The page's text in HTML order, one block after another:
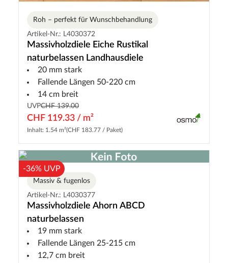
Roh – perfekt für Wunschbehandlung
Artikel-Nr.: L4030372
Massivholzdiele Eiche Rustikal
naturbelassen Landhausdiele
20 mm stark
Fallende Längen 50-220 cm
14 cm breit
UVPCHF 139.00
CHF 119.33 / m²
Inhalt: 1.54 m²(CHF 183.77 / Paket)
-36% UVP
Massiv & fugenlos
Artikel-Nr.: L4030377
Massivholzdiele Ahorn ABCD
naturbelassen
19 mm stark
Fallende Längen 25-215 cm
12,7 cm breit